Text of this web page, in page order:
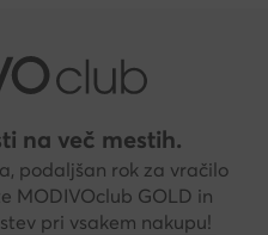
na več mestih.
podaljšan rok za vračilo
MODIVOclub GOLD in
pri vsakem nakupu!